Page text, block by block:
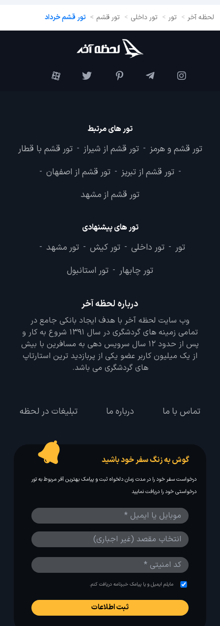
لحظه آخر تور تور داخلی تور قشم تور قشم خرداد
تور های مرتبط
تور قشم و هرمز - تور قشم از شیراز - تور قشم با قطار
- تور قشم از تبریز - تور قشم از اصفهان -
تور قشم از مشهد
تور های پیشنهادی
تور - تور داخلی - تور کیش - تور مشهد -
تور چابهار - تور استانبول
درباره لحظه آخر
وب سایت لحظه آخر با هدف ایجاد بانکی جامع در
تمامی زمینه های گردشگری در سال 1391 شروع به کار و
پس از حدود 12 سال سرویس دهی به مسافرین با بیش
از یک میلیون کاربر عضو یکی از پربازدید ترین استارتاپ
های گردشگری می باشد.
تماس با ما درباره ما تبلیغات در لحظه
گوش به زنگ سفر خود باشید
درخواست سفر خود را در مدت زمان دلخواه ثبت و پیامک بهترین آفر مربوط به تور
درخواستی خود را دریافت نمایید
مایلم ایمیل و یا پیامک خبرنامه دریافت کنم.